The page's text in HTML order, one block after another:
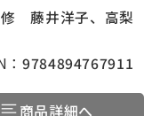
修 藤井洋子、高梨
：9784894767911
商品詳細へ